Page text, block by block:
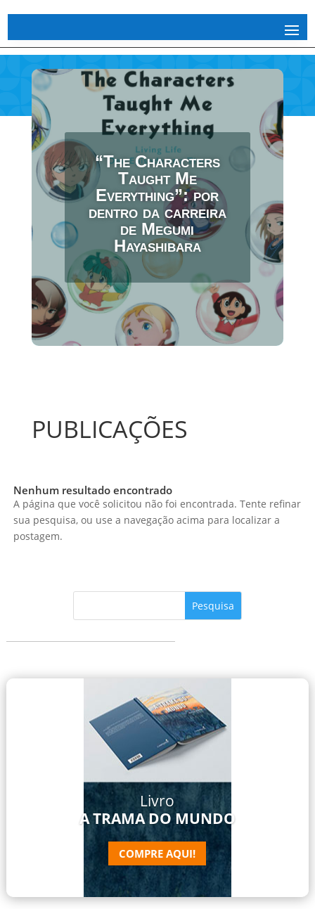
“The Characters
Taught Me
Everything”: por
dentro da carreira
de Megumi
Hayashibara
PUBLICAÇÕES
Nenhum resultado encontrado
A página que você solicitou não foi encontrada. Tente refinar
sua pesquisa, ou use a navegação acima para localizar a
postagem.
Livro
A TRAMA DO MUNDO
COMPRE AQUI!